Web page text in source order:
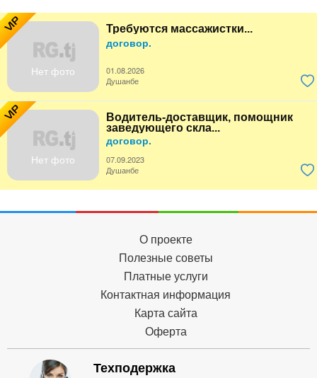
VIP
Нет фото
Требуются массажистки...
договор.
01.08.2026
Душанбе
VIP
Нет фото
Водитель-доставщик, помощник
заведующего скла...
договор.
07.09.2023
Душанбе
О проекте
Полезные советы
Платные услуги
Контактная информация
Карта сайта
Оферта
Техподержка